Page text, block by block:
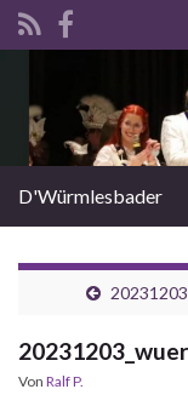
Search
D'Würmlesbader
Von Ralf P.